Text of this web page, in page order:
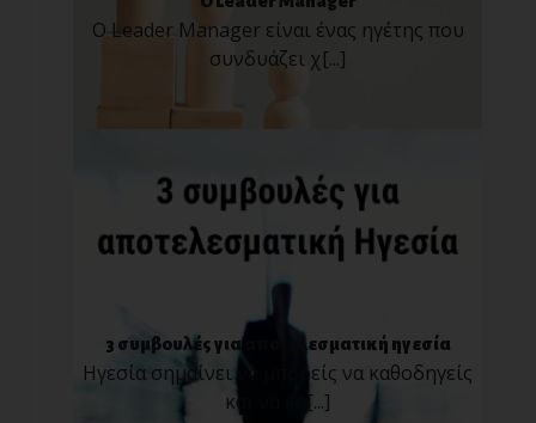
Ο Leader Manager είναι ένας ηγέτης που
συνδυάζει χ[...]
3 συμβουλές για αποτελεσματική ηγεσία
Ηγεσία σημαίνει να μπορείς να καθοδηγείς
και να κα[...]